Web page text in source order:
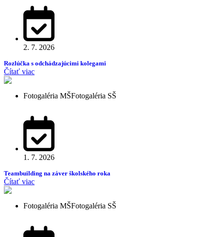
2. 7. 2026
Rozlúčka s odchádzajúcimi kolegami
Čítať viac
Fotogaléria MŠFotogaléria SŠ
1. 7. 2026
Teambuilding na záver školského roka
Čítať viac
Fotogaléria MŠFotogaléria SŠ